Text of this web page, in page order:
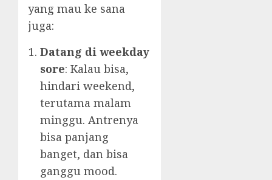
yang mau ke sana
juga:
Datang di weekday
sore: Kalau bisa,
hindari weekend,
terutama malam
minggu. Antrenya
bisa panjang
banget, dan bisa
ganggu mood.